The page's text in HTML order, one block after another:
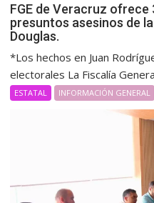
FGE de Veracruz ofrece
presuntos asesinos de
Douglas.
*Los hechos en Juan
electorales La Fiscalía
ESTATAL INFORMACIÓN GENERAL